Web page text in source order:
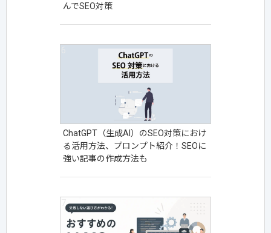
んでSEO対策
ChatGPT（生成AI）のSEO対策におけ
る活用方法、プロンプト紹介！SEOに
強い記事の作成方法も